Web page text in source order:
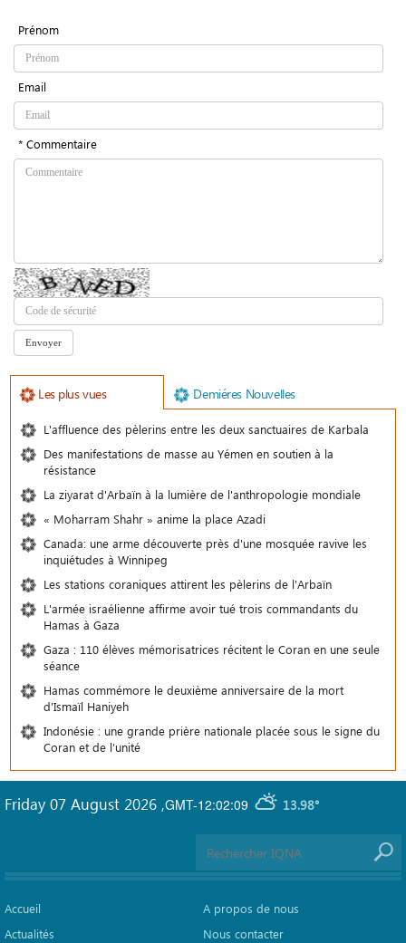
Prénom
Email
* Commentaire
Les plus vues Demiéres Nouvelles
L'affluence des pèlerins entre les deux sanctuaires de Karbala
Des manifestations de masse au Yémen en soutien à la
résistance
La ziyarat d'Arbaïn à la lumière de l'anthropologie mondiale
« Moharram Shahr » anime la place Azadi
Canada: une arme découverte près d'une mosquée ravive les
inquiétudes à Winnipeg
Les stations coraniques attirent les pèlerins de l'Arbaïn
L'armée israélienne affirme avoir tué trois commandants du
Hamas à Gaza
Gaza : 110 élèves mémorisatrices récitent le Coran en une seule
séance
Hamas commémore le deuxième anniversaire de la mort
d'Ismaïl Haniyeh
Indonésie : une grande prière nationale placée sous le signe du
Coran et de l’unité
GMT-12:02:09 13.98°
Friday 07 August 2026 ,
Accueil
Actualités
A propos de nous
Nous contacter